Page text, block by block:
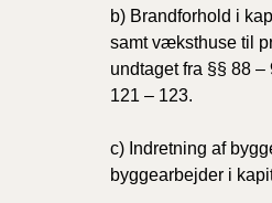
b) Brandforhold i
samt væksthuse til
undtaget fra §§ 88
121 – 123.
c) Indretning af
byggearbejder i